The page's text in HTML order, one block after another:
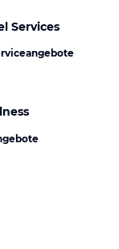
Services